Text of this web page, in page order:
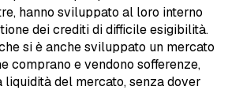
hanno sviluppato al loro interno
dei crediti di difficile esigibilità.
si è anche sviluppato un mercato
comprano e vendono sofferenze,
liquidità del mercato, senza dover